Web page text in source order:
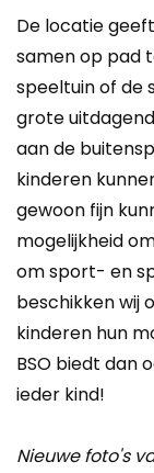
De locatie
samen op pad
speeltuin of de
grote
aan de
kinderen
gewoon fijn
mogelijkheid
om sport- en
beschikken wij
kinderen hun
BSO biedt dan
ieder kind!
Nieuwe foto's